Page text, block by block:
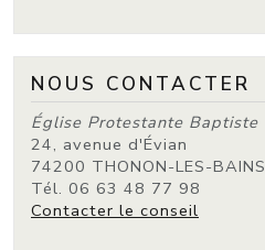
NOUS CONTACTER
Église Protestante Baptiste
24, avenue d'Évian
74200 THONON-LES-BAINS
Tél. 06 63 48 77 98
Contacter le conseil